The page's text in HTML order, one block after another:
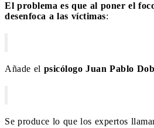
El problema es que al poner el
desenfoca a las víctimas:
Añade el psicólogo Juan Pablo
Se produce lo que los expertos